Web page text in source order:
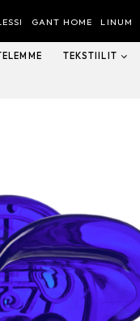
GANT HOME LINUM
TEKSTIILIT